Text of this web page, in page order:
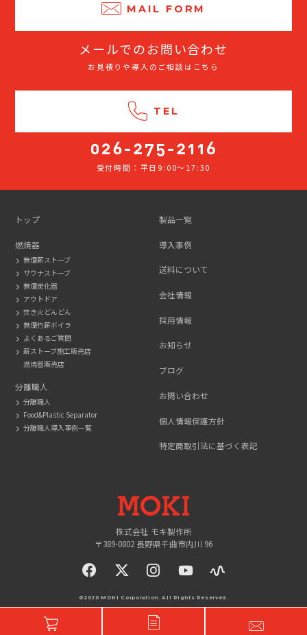
MAIL FORM
メールでのお問い合わせ
お見積りや導入のご相談はこちら
TEL
受付時間：平日9:00～17:30
トップ
燃焼器
無煙薪ストーブ
サウナストーブ
無煙炭化器
アウトドア
焚き火どんどん
無煙竹薪ボイラ
よくあるご質問
薪ストーブ施工販売店
燃焼器販売店
分離職人
分離職人
Food&Plastic Separator
分離職人導入事例一覧
製品一覧
導入事例
送料について
会社情報
採用情報
お知らせ
ブログ
お問い合わせ
個人情報保護方針
特定商取引法に基づく表記
MOKI
株式会社 モキ製作所
〒389-0802 長野県千曲市内川 96
©2020 MOKI Corporation. All Rights Reserved.